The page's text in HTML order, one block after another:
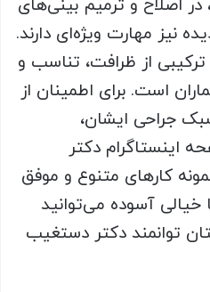
اصلاح و ترمیم بینی‌های
نیز مهارت ویژه‌ای دارند.
از ظرافت، تناسب و
است. برای اطمینان از
جراحی ایشان،
اینستاگرام دکتر
کارهای متنوع و موفق
خیالی آسوده می‌توانید
توانمند دکتر دستغیب